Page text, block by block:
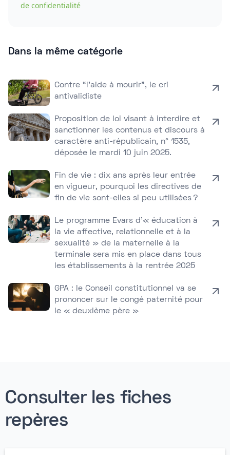
de confidentialité
Dans la même catégorie
Contre “l’aide à mourir”, le cri
antivalidiste
Proposition de loi visant à interdire et
sanctionner les contenus et discours à
caractère anti-républicain, n° 1535,
déposée le mardi 10 juin 2025.
Fin de vie : dix ans après leur entrée
en vigueur, pourquoi les directives de
fin de vie sont-elles si peu utilisées ?
Le programme Evars d’« éducation à
la vie affective, relationnelle et à la
sexualité » de la maternelle à la
terminale sera mis en place dans tous
les établissements à la rentrée 2025
GPA : le Conseil constitutionnel va se
prononcer sur le congé paternité pour
le « deuxième père »
Consulter les fiches
repères